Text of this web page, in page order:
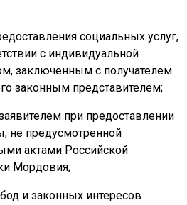
социальных услуг,
с индивидуальной
заключенным с получателем
законным представителем;
при предоставлении
не предусмотренной
актами Российской
Мордовия;
и законных интересов